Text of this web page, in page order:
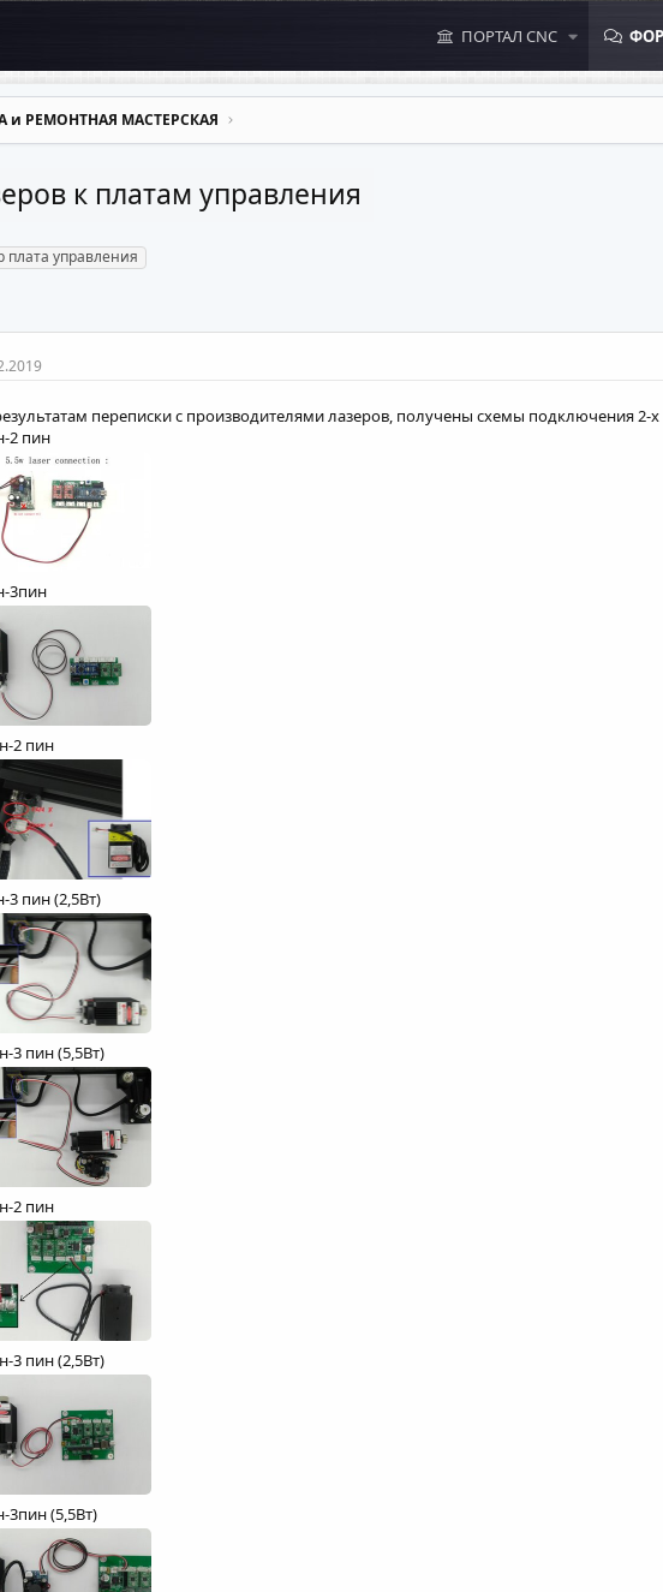
ПОРТАЛ CNC
и РЕМОНТНАЯ МАСТЕРСКАЯ
к платам управления
плата управления
переписки с производителями лазеров, получены схемы подключения 2-
2 пин
3пин
2 пин
3 пин (2,5Вт)
3 пин (5,5Вт)
2 пин
3 пин (2,5Вт)
3пин (5,5Вт)